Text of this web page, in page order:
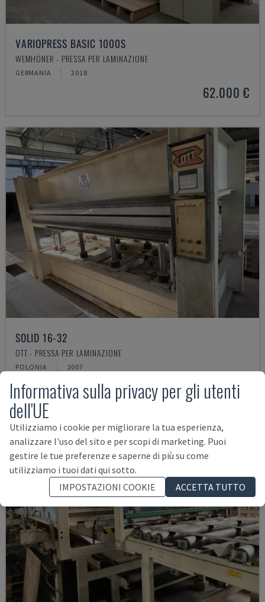
VARIOPRESS BASIC 1000S
WEMHÖNER - PRESSA PER LAMINAZIONE
GERMANIA 2018
62.000 €
SOLID 16-32
OTT - PRESSA PER LAMINAZIONE
POLONIA 2007
29.000 €
Informativa sulla privacy per gli utenti
dell'UE
Utilizziamo i cookie per migliorare la tua esperienza,
analizzare l'uso del sito e per scopi di marketing. Puoi
gestire le tue preferenze e saperne di più su come
utilizziamo i tuoi dati qui sotto.
IMPOSTAZIONI COOKIE
ACCETTA TUTTO